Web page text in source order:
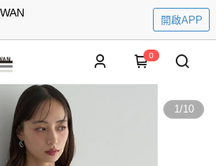
開啟APP
0
1/10